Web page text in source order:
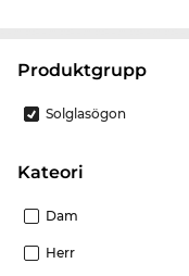
Produktgrupp
Solglasögon
Kateori
Dam
Herr